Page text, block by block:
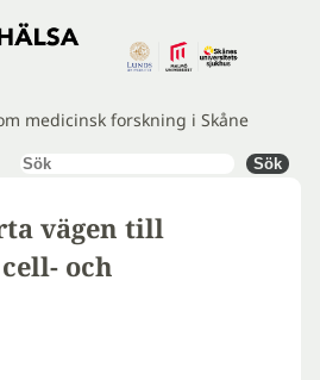
medicinsk forskning i Skåne
Sök Sök
vägen till
och